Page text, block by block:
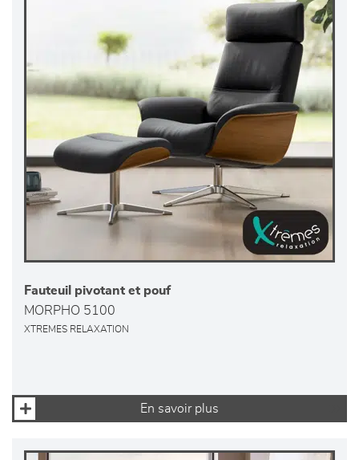
Fauteuil pivotant et pouf
MORPHO 5100
XTREMES RELAXATION
En savoir plus